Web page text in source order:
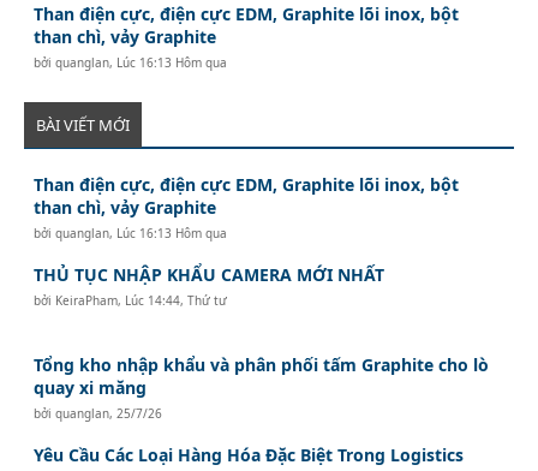
Than điện cực, điện cực EDM, Graphite lõi inox, bột
than chì, vảy Graphite
bởiquanglan, Lúc 16:13 Hôm qua
BÀI VIẾT MỚI
Than điện cực, điện cực EDM, Graphite lõi inox, bột
than chì, vảy Graphite
bởiquanglan, Lúc 16:13 Hôm qua
THỦ TỤC NHẬP KHẨU CAMERA MỚI NHẤT
bởi KeiraPham, Lúc 14:44, Thứ tư
Tổng kho nhập khẩu và phân phối tấm Graphite cho lò
quay xi măng
bởiquanglan, 25/7/26
Yêu Cầu Các Loại Hàng Hóa Đặc Biệt Trong Logistics